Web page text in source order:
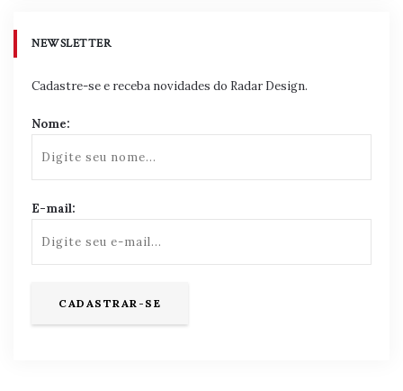
NEWSLETTER
Cadastre-se e receba novidades do Radar Design.
Nome:
E-mail: